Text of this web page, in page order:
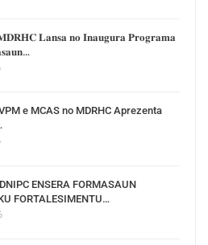
𝐌𝐃𝐑𝐇𝐂 𝐋𝐚𝐧𝐬𝐚 𝐧𝐨 𝐈𝐧𝐚𝐮𝐠𝐮𝐫𝐚 𝐏𝐫𝐨𝐠𝐫𝐚𝐦𝐚
e MCAS no MDRHC Aprezenta
ENSERA FORMASAUN
FORTALESIMENTU…